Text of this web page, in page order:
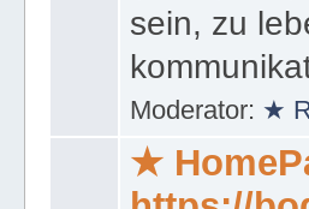
sein, zu
Moderator: ★
★